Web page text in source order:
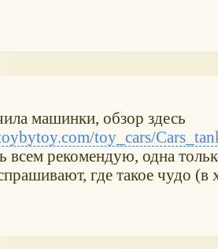
машинки, обзор здесь
toy_cars/
всем рекомендую, одна
где такое чудо